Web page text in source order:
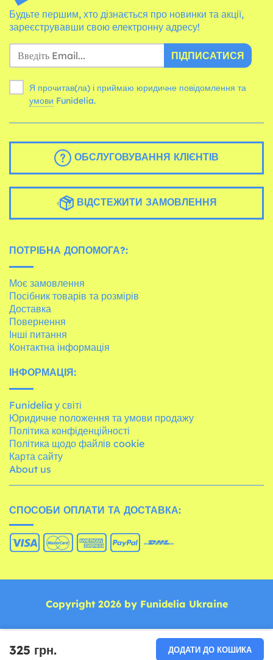
325 грн. ДОДАТИ ДО КОШИКА
Будьте першим, хто дізнається про новинки та акції,
зареєструвавши свою електронну адресу!
ПІДПИСАТИСЯ
Я прочитав(ла) і приймаю юридичне повідомлення та
умови Funidelia.
ОБСЛУГОВУВАННЯ КЛІЄНТІВ
ВІДСТЕЖИТИ ЗАМОВЛЕННЯ
ПОТРІБНА ДОПОМОГА?:
Моє замовлення
Посібник товарів та розмірів
Доставка
Повернення
Інші питання
Контактна інформація
ІНФОРМАЦІЯ:
Funidelia у світі
Юридичне положення та умови продажу
Політика конфіденційності
Політика щодо файлів cookie
Карта сайту
About us
СПОСОБИ ОПЛАТИ ТА ДОСТАВКА:
Copyright 2026 by Funidelia Ukraine